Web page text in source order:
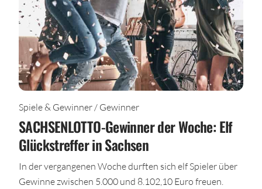
Spiele & Gewinner / Gewinner
SACHSENLOTTO-Gewinner der Woche: Elf
Glückstreffer in Sachsen
In der vergangenen Woche durften sich elf Spieler über
Gewinne zwischen 5.000 und 8.102,10 Euro freuen.